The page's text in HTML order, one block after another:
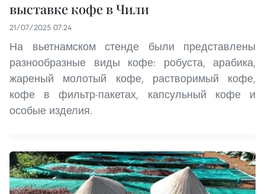
выставке кофе в Чили
21/07/2025 07:24
На вьетнамском стенде были представлены
разнообразные виды кофе: робуста, арабика,
жареный молотый кофе, растворимый кофе,
кофе в фильтр-пакетах, капсульный кофе и
особые изделия.